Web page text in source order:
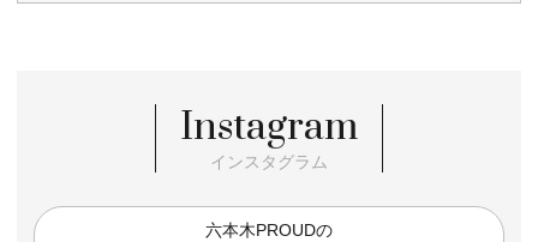
Instagram
インスタグラム
六本木PROUDの